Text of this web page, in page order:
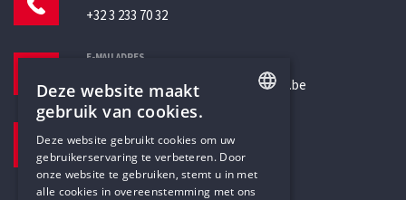
+32 3 233 70 32
E-MAILADRES
secretariaat@humanistischverbond.be
Pottenbrug 4
Antwerpen, 2000
DUTCH
Deze website maakt
gebruik van cookies.
Deze website gebruikt cookies om uw
gebruikerservaring te verbeteren. Door
onze website te gebruiken, stemt u in met
alle cookies in overeenstemming met ons